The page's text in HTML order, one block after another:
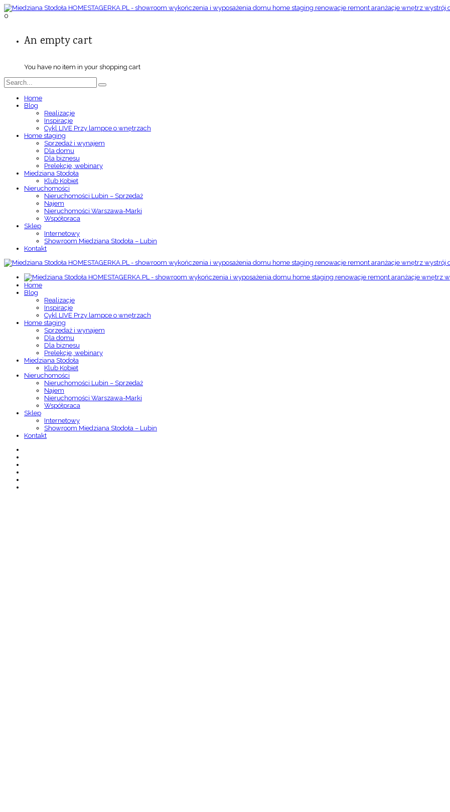
0
An empty cart
You have no item in your shopping cart
Home
Blog
Realizacje
Inspiracje
Cykl LIVE Przy lampce o wnętrzach
Home staging
Sprzedaż i wynajem
Dla domu
Dla biznesu
Prelekcje, webinary
Miedziana Stodoła
Klub Kobiet
Nieruchomości
Nieruchomości Lubin – Sprzedaż
Najem
Nieruchomości Warszawa-Marki
Współpraca
Sklep
Internetowy
Showroom Miedziana Stodoła – Lubin
Kontakt
Home
Blog
Realizacje
Inspiracje
Cykl LIVE Przy lampce o wnętrzach
Home staging
Sprzedaż i wynajem
Dla domu
Dla biznesu
Prelekcje, webinary
Miedziana Stodoła
Klub Kobiet
Nieruchomości
Nieruchomości Lubin – Sprzedaż
Najem
Nieruchomości Warszawa-Marki
Współpraca
Sklep
Internetowy
Showroom Miedziana Stodoła – Lubin
Kontakt